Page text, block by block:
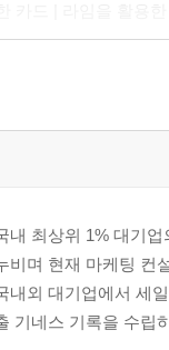
지선언 규칙 ① “한
려라
이거 사세요!”
이 실리는 주장: “
”는 없다 | Key Point
내 최상위 1% 대기
비며 현재 마케팅 컨
내외 대기업에서 세
기네스 기록을 수립